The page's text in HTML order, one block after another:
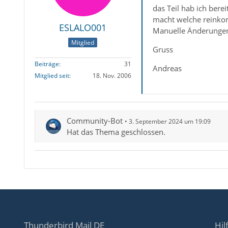
ESLALO001
Mitglied
Beiträge
31
Mitglied seit
18. Nov. 2006
das Teil hab ich
macht welche
Manuelle
Gruss
Andreas
Community-Bot 3. September 2024 um 19:09
Hat das Thema geschlossen.
Thunderbird Mail DE